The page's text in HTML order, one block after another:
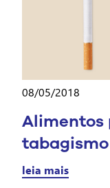
08/05/2018
Alimentos
leia mais